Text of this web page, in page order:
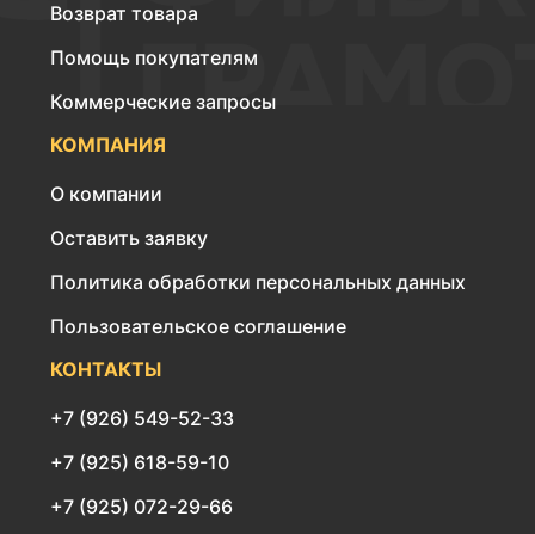
Возврат товара
Помощь покупателям
Коммерческие запросы
КОМПАНИЯ
О компании
Оставить заявку
Политика обработки персональных данных
Пользовательское соглашение
КОНТАКТЫ
+7 (926) 549-52-33
+7 (925) 618-59-10
+7 (925) 072-29-66